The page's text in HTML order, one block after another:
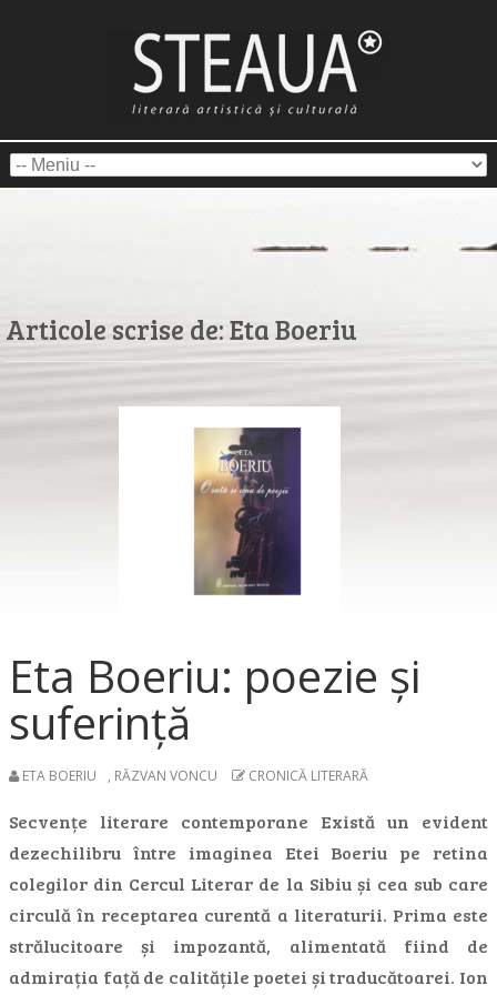
Articole scrise de:Eta Boeriu
Eta Boeriu: poezie și
suferință
ETA BOERIU , RĂZVAN VONCU CRONICĂ LITERARĂ
Secvențe literare contemporane Există un evident
dezechilibru între imaginea Etei Boeriu pe retina
colegilor din Cercul Literar de la Sibiu și cea sub care
circulă în receptarea curentă a literaturii. Prima este
strălucitoare și impozantă, alimentată fiind de
admirația față de calitățile poetei și traducătoarei. Ion